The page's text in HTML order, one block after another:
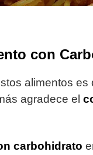
con
alimentos
agradece el
carbohidrato